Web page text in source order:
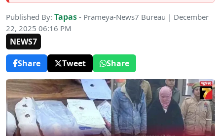
Published By: Tapas - Prameya-News7 Bureau | December
22, 2025 06:16 PM
NEWS7
Share
Tweet Share